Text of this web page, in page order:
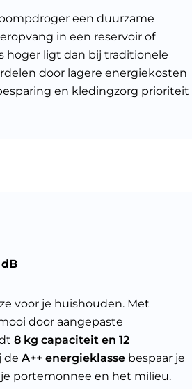
een duurzame
in een reservoir of
hoger ligt dan bij traditionele
door lagere energiekosten
en kledingzorg prioriteit
voor je huishouden. Met
door aangepaste
8 kg capaciteit en 12
de A++ energieklasse bespaar je
portemonnee en het milieu.